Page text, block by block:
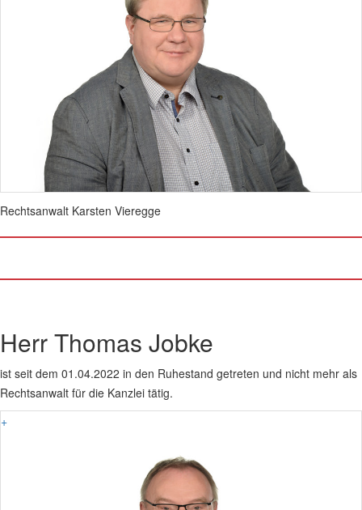
Rechtsanwalt Karsten Vieregge
Herr Thomas Jobke
ist seit dem 01.04.2022 in den Ruhestand getreten und nicht mehr als
Rechtsanwalt für die Kanzlei tätig.
+